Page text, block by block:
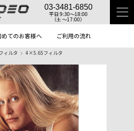
03-3481-6850
平日 9:30〜18:00
（土 〜17:00）
めてのお客様へ ご利用の流れ
ィルタ 4×5.65フィルタ